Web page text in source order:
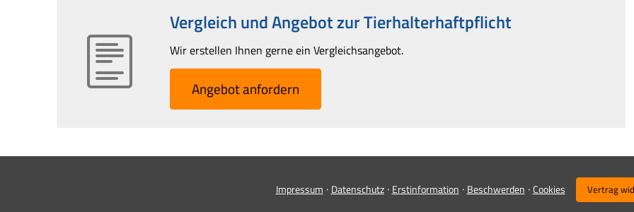
Vergleich und Angebot zur Tierhalterhaftpflicht
Wir erstellen Ihnen gerne ein Vergleichsangebot.
An­ge­bot an­for­dern
Impressum · Datenschutz· Erstinformation · Beschwerden ·Cookies Vertrag